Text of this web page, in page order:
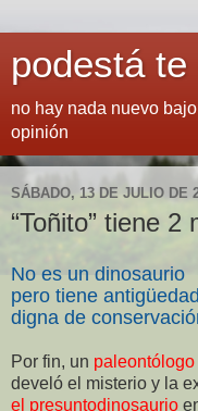
podestá
no hay nada nuevo
opinión
SÁBADO, 13 DE JULIO DE
“Toñito” tiene
No es un dinosaurio
pero tiene antigüedad
digna de
Por fin, un
develó el misterio y la
el presuntodinosaurio